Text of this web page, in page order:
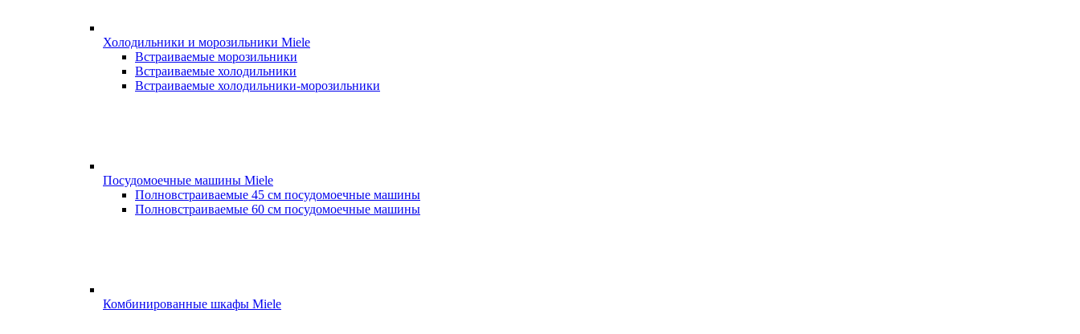
Холодильники и морозильники Miele
Встраиваемые морозильники
Встраиваемые холодильники
Встраиваемые холодильники-морозильники
Посудомоечные машины Miele
Полновстраиваемые 45 см посудомоечные машины
Полновстраиваемые 60 см посудомоечные машины
Комбинированные шкафы Miele